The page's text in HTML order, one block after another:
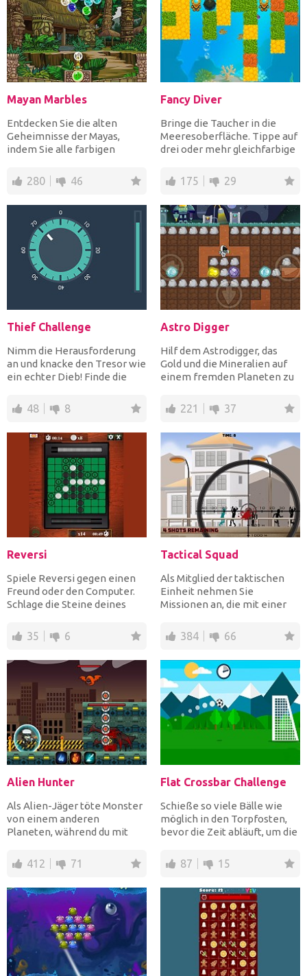
Mayan Marbles
Entdecken Sie die alten
Geheimnisse der Mayas,
indem Sie alle farbigen
und...280 46
Fancy Diver
Bringe die Taucher in die
Meeresoberfläche. Tippe auf
drei oder mehr gleichfarbige
175 29
Thief Challenge
Nimm die Herausforderung
an und knacke den Tresor wie
ein echter Dieb! Finde die
48 8
Astro Digger
Hilf dem Astrodigger, das
Gold und die Mineralien auf
einem fremden Planeten zu
221 37
Reversi
Spiele Reversi gegen einen
Freund oder den Computer.
Schlage die Steine ​​deines
35 6
Tactical Squad
Als Mitglied der taktischen
Einheit nehmen Sie
Missionen an, die mit einer
384 66
Alien Hunter
Als Alien-Jäger töte Monster
von einem anderen
Planeten, während du mit
wi...
412 71
Flat Crossbar Challenge
Schieße so viele Bälle wie
möglich in den Torpfosten,
bevor die Zeit abläuft, um die
87 15